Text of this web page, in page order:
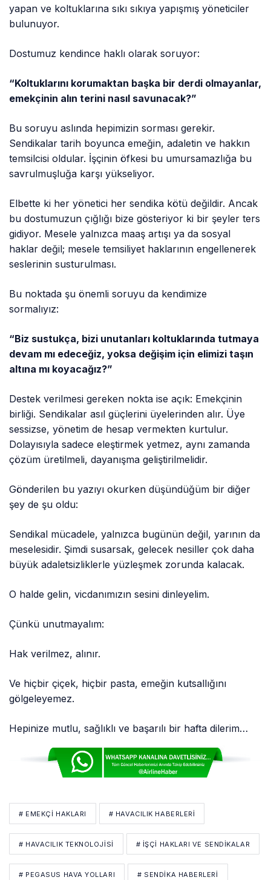
yapan ve koltuklarına sıkı sıkıya yapışmış yöneticiler
bulunuyor.
Dostumuz kendince haklı olarak soruyor:
“Koltuklarını korumaktan başka bir derdi olmayanlar,
emekçinin alın terini nasıl savunacak?”
Bu soruyu aslında hepimizin sorması gerekir.
Sendikalar tarih boyunca emeğin, adaletin ve hakkın
temsilcisi oldular. İşçinin öfkesi bu umursamazlığa bu
savrulmuşluğa karşı yükseliyor.
Elbette ki her yönetici her sendika kötü değildir. Ancak
bu dostumuzun çığlığı bize gösteriyor ki bir şeyler ters
gidiyor. Mesele yalnızca maaş artışı ya da sosyal
haklar değil; mesele temsiliyet haklarının engellenerek
seslerinin susturulması.
Bu noktada şu önemli soruyu da kendimize
sormalıyız:
“Biz sustukça, bizi unutanları koltuklarında tutmaya
devam mı edeceğiz, yoksa değişim için elimizi taşın
altına mı koyacağız?”
Destek verilmesi gereken nokta ise açık: Emekçinin
birliği. Sendikalar asıl güçlerini üyelerinden alır. Üye
sessizse, yönetim de hesap vermekten kurtulur.
Dolayısıyla sadece eleştirmek yetmez, aynı zamanda
çözüm üretilmeli, dayanışma geliştirilmelidir.
Gönderilen bu yazıyı okurken düşündüğüm bir diğer
şey de şu oldu:
Sendikal mücadele, yalnızca bugünün değil, yarının da
meselesidir. Şimdi susarsak, gelecek nesiller çok daha
büyük adaletsizliklerle yüzleşmek zorunda kalacak.
O halde gelin, vicdanımızın sesini dinleyelim.
Çünkü unutmayalım:
Hak verilmez, alınır.
Ve hiçbir çiçek, hiçbir pasta, emeğin kutsallığını
gölgeleyemez.
Hepinize mutlu, sağlıklı ve başarılı bir hafta dilerim…
# EMEKÇI HAKLARI # HAVACILIK HABERLERI
# HAVACILIK TEKNOLOJISI # İŞÇI HAKLARI VE SENDIKALAR
# PEGASUS HAVA YOLLARI # SENDIKA HABERLERI